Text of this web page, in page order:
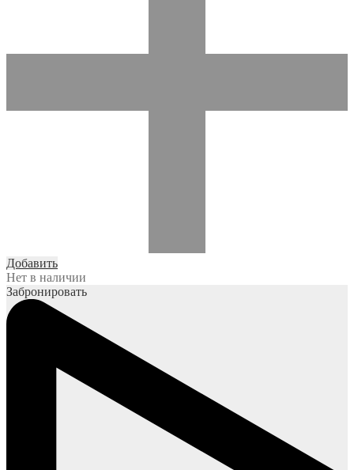
Добавить
Нет в наличии
Забронировать